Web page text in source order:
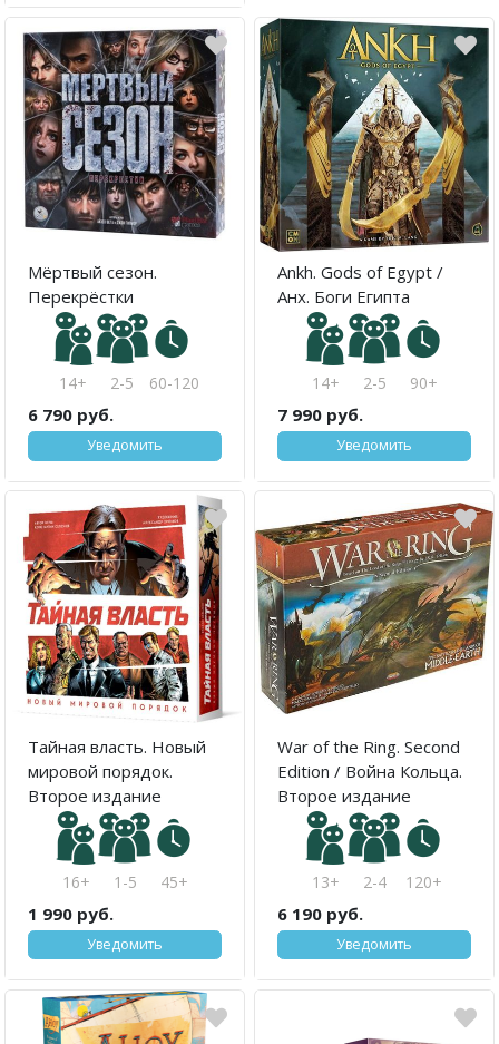
Мёртвый сезон.
Перекрёстки
14+ 2-5 60-120
6 790 руб.
Уведомить
Ankh. Gods of Egypt /
Анх. Боги Египта
14+ 2-5 90+
7 990 руб.
Уведомить
Тайная власть. Новый
мировой порядок.
Второе издание
16+ 1-5 45+
1 990 руб.
Уведомить
War of the Ring. Second
Edition / Война Кольца.
Второе издание
13+ 2-4 120+
6 190 руб.
Уведомить